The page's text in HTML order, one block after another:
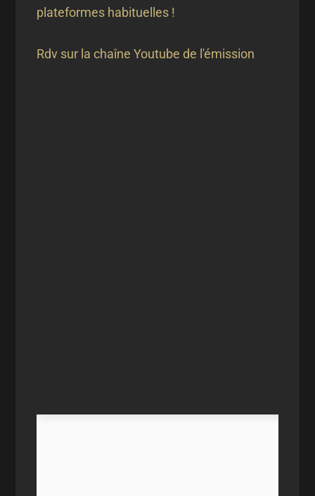
plateformes habituelles !
Rdv sur la chaîne Youtube de l'émission